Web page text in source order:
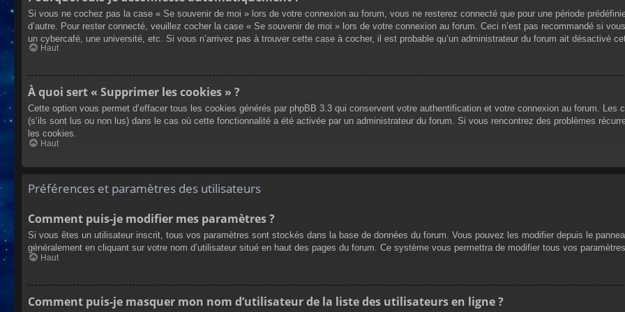
Si vous ne cochez pas la case « Se souvenir de moi » lors de votre connexion au forum, vous ne resterez connecté que pour une période
d’autre. Pour rester connecté, veuillez cocher la case « Se souvenir de moi » lors de votre connexion au forum. Ceci n’est pas recommandé si
un cybercafé, une université, etc. Si vous n’arrivez pas à trouver cette case à cocher, il est probable qu’un administrateur du forum ait désactivé
Haut
À quoi sert « Supprimer les cookies » ?
Cette option vous permet d’effacer tous les cookies générés par phpBB 3.3 qui conservent votre authentification et votre connexion au forum. Les
(s’ils sont lus ou non lus) dans le cas où cette fonctionnalité a été activée par un administrateur du forum. Si vous rencontrez des problèmes
les cookies.
Haut
Préférences et paramètres des utilisateurs
Comment puis-je modifier mes paramètres ?
Si vous êtes un utilisateur inscrit, tous vos paramètres sont stockés dans la base de données du forum. Vous pouvez les modifier depuis le
généralement en cliquant sur votre nom d’utilisateur situé en haut des pages du forum. Ce système vous permettra de modifier tous vos
Haut
Comment puis-je masquer mon nom d’utilisateur de la liste des utilisateurs en ligne ?